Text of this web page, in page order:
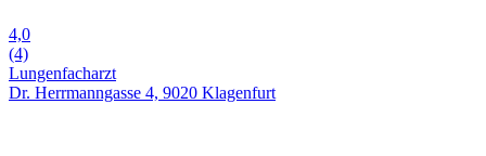
4,0
(4)
Lungenfacharzt
Dr. Herrmanngasse 4, 9020 Klagenfurt